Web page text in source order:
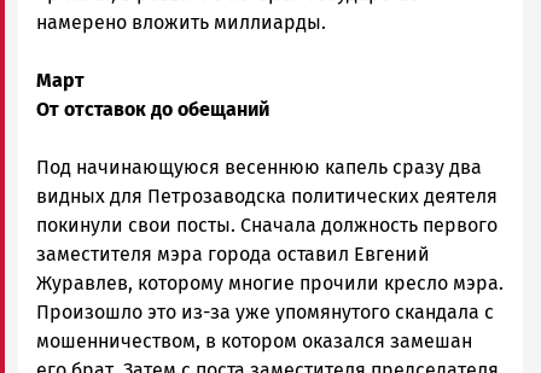
намерено вложить миллиарды.
Март
От отставок до обещаний
Под начинающуюся весеннюю капель сразу два
видных для Петрозаводска политических деятеля
покинули свои посты. Сначала должность первого
заместителя мэра города оставил Евгений
Журавлев, которому многие прочили кресло мэра.
Произошло это из-за уже упомянутого скандала с
мошенничеством, в котором оказался замешан